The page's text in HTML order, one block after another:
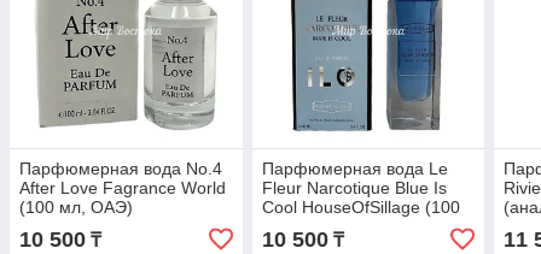
Парфюмерная вода No.4
After Love Fagrance World
(100 мл, ОАЭ)
10 500 ₸
Парфюмерная вода Le
Fleur Narcotique Blue Is
Cool HouseOfSillage (100
мл, ОАЭ)
10 500₸ 11